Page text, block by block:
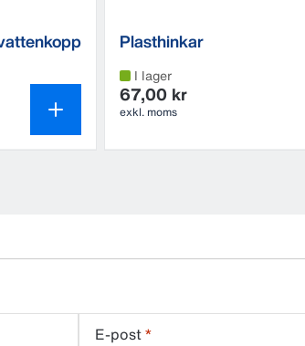
Plasthinkar
I lager
67,00 kr
exkl. moms
E-post*